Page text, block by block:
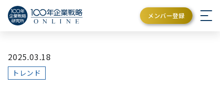
メンバー登録
2025.03.18
トレンド